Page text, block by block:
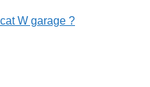
W garage ?